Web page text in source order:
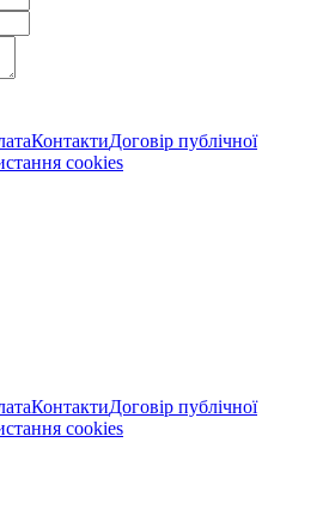
КонтактиДоговір публічної
cookies
КонтактиДоговір публічної
cookies